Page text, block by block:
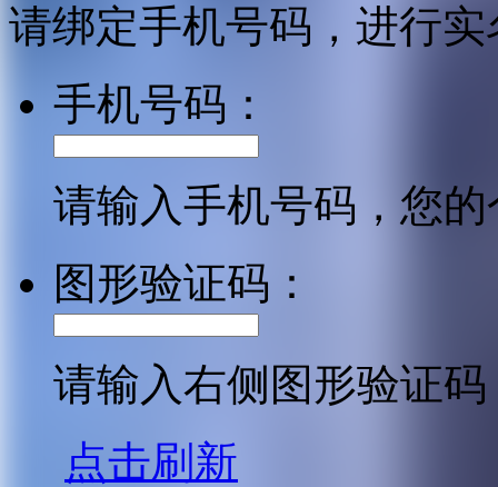
请绑定手机号码，进行
手机号码：
请输入手机号码，您
图形验证码：
请输入右侧图形验证码
点击刷新